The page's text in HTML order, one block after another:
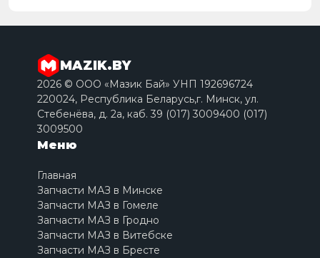
MAZIK.BY
2026 © ООО «Мазик Бай» УНП 192696724
220024, Республика Беларусь,г. Минск, ул.
Стебенёва, д. 2a, каб. 39 (017) 3009400 (017)
3009500
Меню
Главная
Запчасти МАЗ в Минске
Запчасти МАЗ в Гомеле
Запчасти МАЗ в Гродно
Запчасти МАЗ в Витебске
Запчасти МАЗ в Бресте